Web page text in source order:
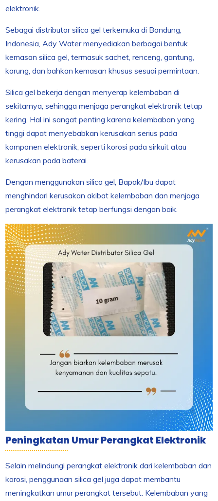
elektronik.
Sebagai distributor silica gel terkemuka di Bandung,
Indonesia, Ady Water menyediakan berbagai bentuk
kemasan silica gel, termasuk sachet, renceng, gantung,
karung, dan bahkan kemasan khusus sesuai permintaan.
Silica gel bekerja dengan menyerap kelembaban di
sekitarnya, sehingga menjaga perangkat elektronik tetap
kering. Hal ini sangat penting karena kelembaban yang
tinggi dapat menyebabkan kerusakan serius pada
komponen elektronik, seperti korosi pada sirkuit atau
kerusakan pada baterai.
Dengan menggunakan silica gel, Bapak/Ibu dapat
menghindari kerusakan akibat kelembaban dan menjaga
perangkat elektronik tetap berfungsi dengan baik.
Peningkatan Umur Perangkat Elektronik
Selain melindungi perangkat elektronik dari kelembaban dan
korosi, penggunaan silica gel juga dapat membantu
meningkatkan umur perangkat tersebut. Kelembaban yang